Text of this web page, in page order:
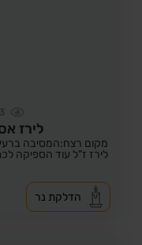
לירז
מקום רצח:המסיבה
לירז ז"ל עוד הספיקה
הדלקת נר